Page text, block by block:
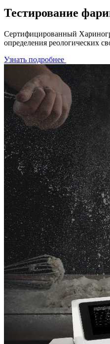
Тестирование
Сертифицированный
определения реологических
Узнать подробнее